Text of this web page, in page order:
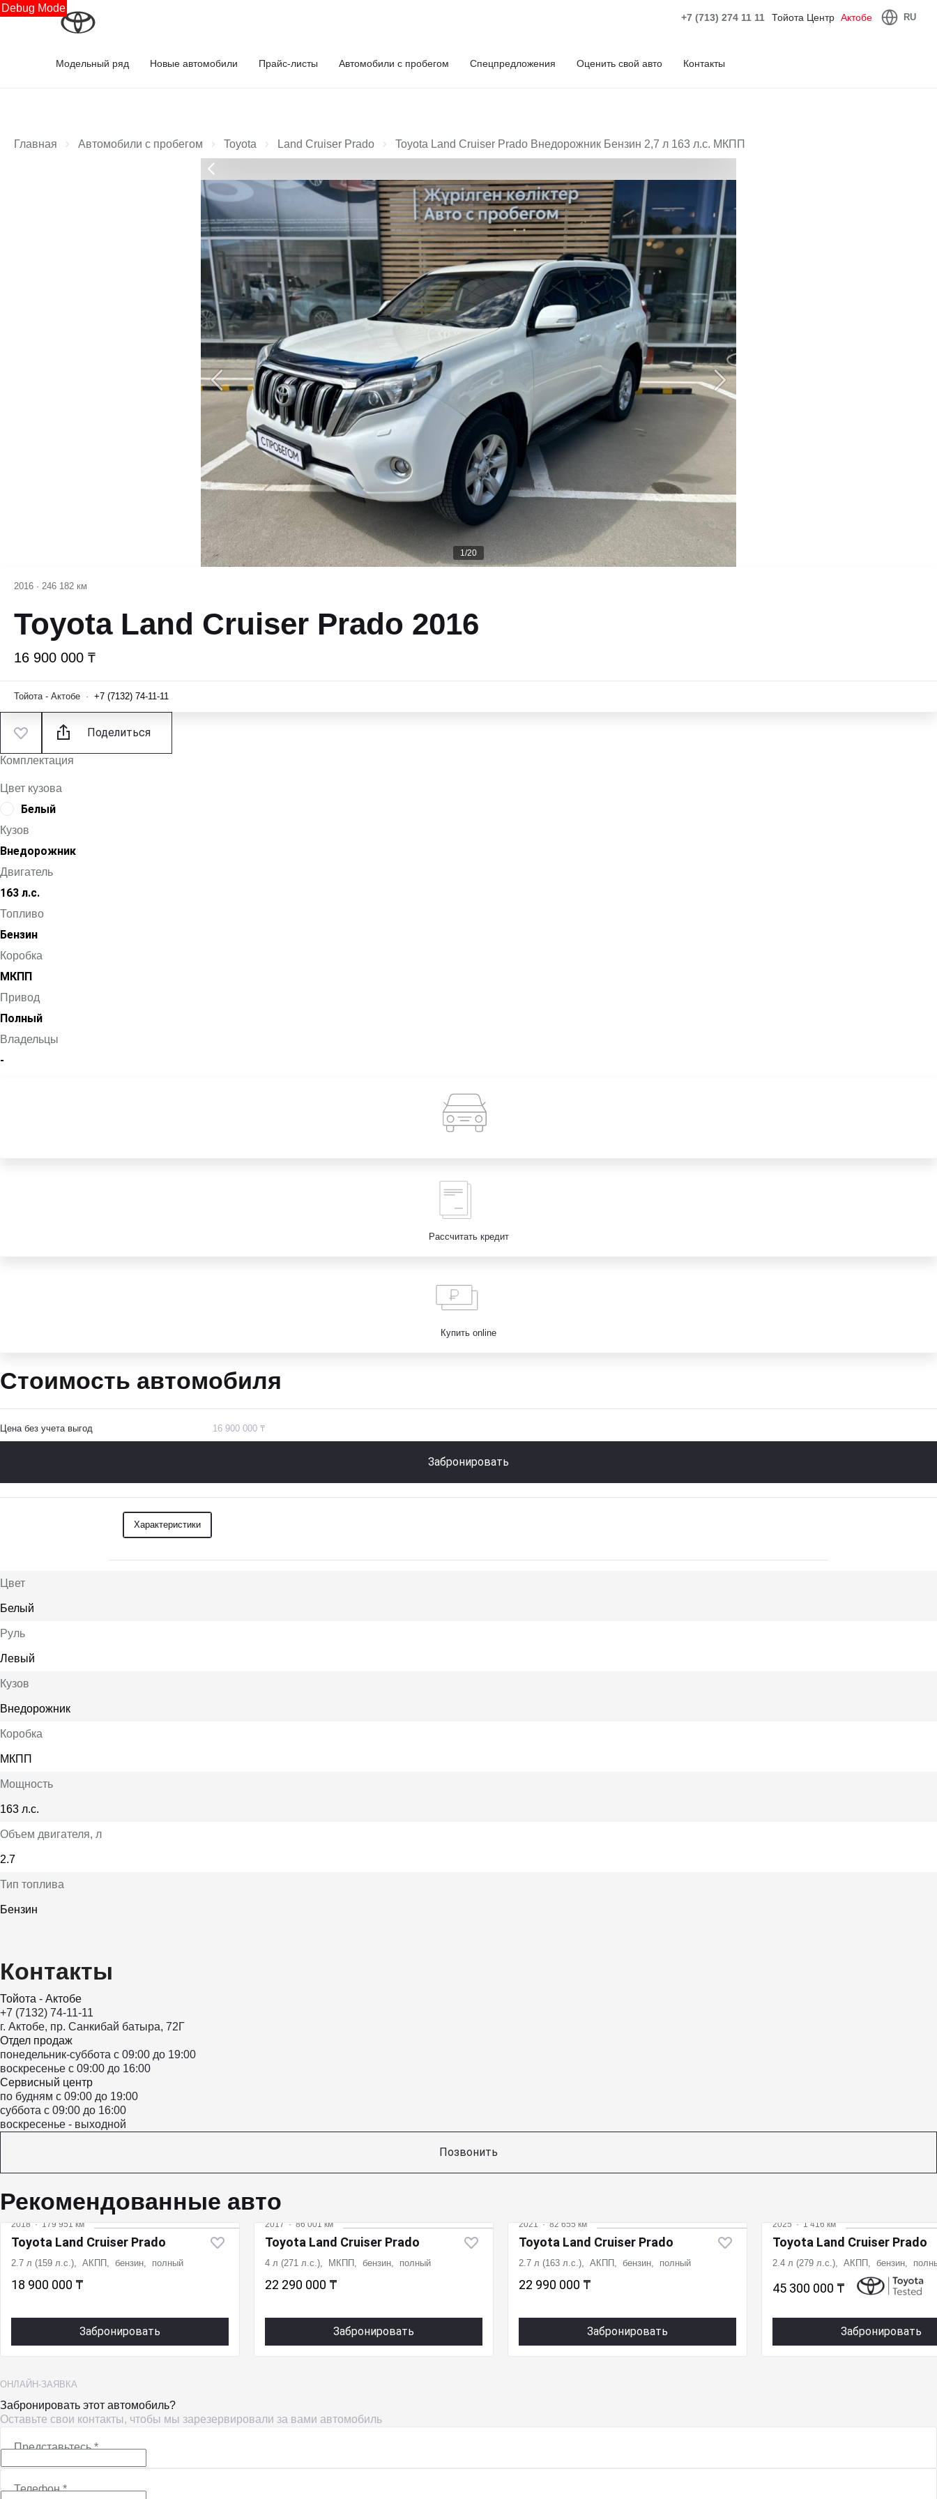
Debug Mode
+7 (713) 274 11 11 Тойота Центр Актобе RU
Модельный ряд Новые автомобили Прайс-листы Автомобили с пробегом Спецпредложения Оценить свой авто Контакты
Главная Автомобили с пробегом Toyota Land Cruiser Prado Toyota Land Cruiser Prado Внедорожник Бензин 2,7 л 163 л.с. МКПП
1/20
2016 · 246 182 км
Toyota Land Cruiser Prado 2016
16 900 000 ₸
Тойота - Актобе · +7 (7132) 74-11-11
Поделиться
Комплектация
Цвет кузова
Белый
Кузов
Внедорожник
Двигатель
163 л.с.
Топливо
Бензин
Коробка
МКПП
Привод
Полный
Владельцы
-
Рассчитать кредит
Купить online
Стоимость автомобиля
Цена без учета выгод 16 900 000 ₸
Забронировать
Характеристики
Цвет
Белый
Руль
Левый
Кузов
Внедорожник
Коробка
МКПП
Мощность
163 л.с.
Объем двигателя, л
2.7
Тип топлива
Бензин
Контакты
Тойота - Актобе
+7 (7132) 74-11-11
г. Актобе, пр. Санкибай батыра, 72Г
Отдел продаж
понедельник-суббота с 09:00 до 19:00
воскресенье с 09:00 до 16:00
Сервисный центр
по будням с 09:00 до 19:00
суббота с 09:00 до 16:00
воскресенье - выходной
Позвонить
Рекомендованные авто
2018 · 179 951 км
Toyota Land Cruiser Prado
2.7 л (159 л.с.), АКПП, бензин, полный
18 900 000 ₸
Забронировать
2017 · 86 001 км
Toyota Land Cruiser Prado
4 л (271 л.с.), МКПП, бензин, полный
22 290 000 ₸
Забронировать
2021 · 82 655 км
Toyota Land Cruiser Prado
2.7 л (163 л.с.), АКПП, бензин, полный
22 990 000 ₸
Забронировать
2025 · 1 416 км
Toyota Land Cruiser Prado
2.4 л (279 л.с.), АКПП, бензин,
45 300 000 ₸
Забронировать
ОНЛАЙН-ЗАЯВКА
Забронировать этот автомобиль?
Оставьте свои контакты, чтобы мы зарезервировали за вами автомобиль
Представьтесь*
Телефон*